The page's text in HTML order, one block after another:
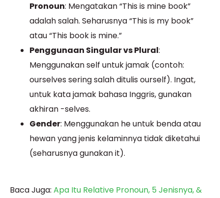
Pronoun: Mengatakan “This is mine book”
adalah salah. Seharusnya “This is my book”
atau “This book is mine.”
Penggunaan Singular vs Plural:
Menggunakan self untuk jamak (contoh:
ourselves sering salah ditulis ourself). Ingat,
untuk kata jamak bahasa Inggris, gunakan
akhiran -selves.
Gender: Menggunakan he untuk benda atau
hewan yang jenis kelaminnya tidak diketahui
(seharusnya gunakan it).
Baca Juga: Apa Itu Relative Pronoun, 5 Jenisnya, &